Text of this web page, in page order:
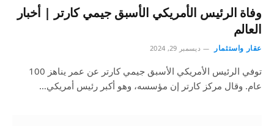
وفاة الرئيس الأمريكي الأسبق جيمي كارتر | أخبار
العالم
عقار واستثمار ديسمبر 29, 2024
توفي الرئيس الأمريكي الأسبق جيمي كارتر عن عمر يناهز 100
عام. وقال مركز كارتر إن مؤسسه، وهو أكبر رئيس أمريكي…